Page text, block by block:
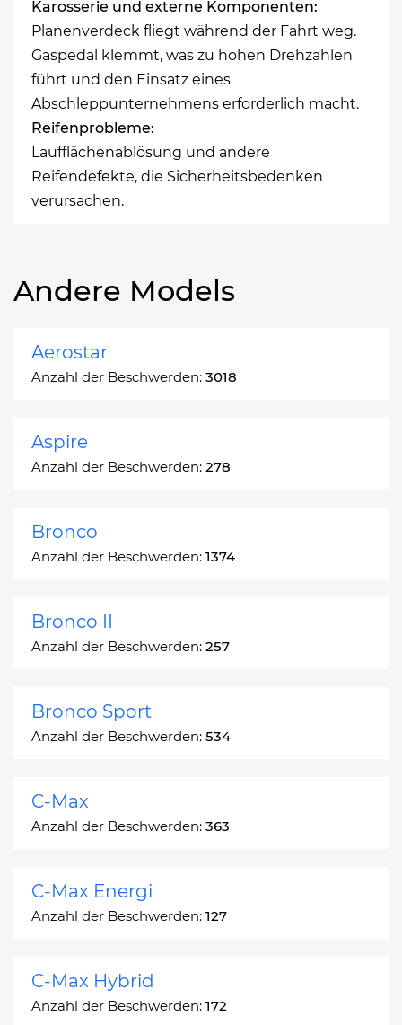
Karosserie und externe Komponenten:
Planenverdeck fliegt während der Fahrt weg.
Gaspedal klemmt, was zu hohen Drehzahlen
führt und den Einsatz eines
Abschleppunternehmens erforderlich macht.
Reifenprobleme:
Laufflächenablösung und andere
Reifendefekte, die Sicherheitsbedenken
verursachen.
Andere Models
Aerostar
Anzahl der Beschwerden: 3018
Aspire
Anzahl der Beschwerden: 278
Bronco
Anzahl der Beschwerden: 1374
Bronco II
Anzahl der Beschwerden: 257
Bronco Sport
Anzahl der Beschwerden: 534
C-Max
Anzahl der Beschwerden: 363
C-Max Energi
Anzahl der Beschwerden: 127
C-Max Hybrid
Anzahl der Beschwerden: 172